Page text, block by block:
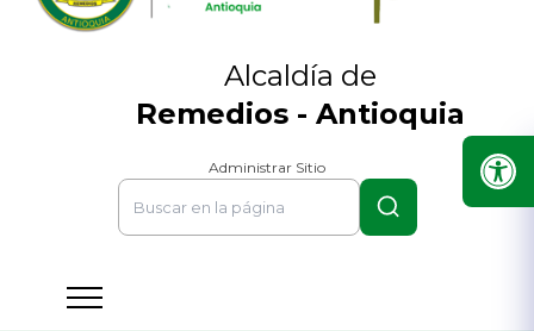
Alcaldía de
Remedios - Antioquia
Administrar Sitio